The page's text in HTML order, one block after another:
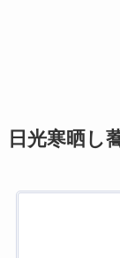
日光寒晒し